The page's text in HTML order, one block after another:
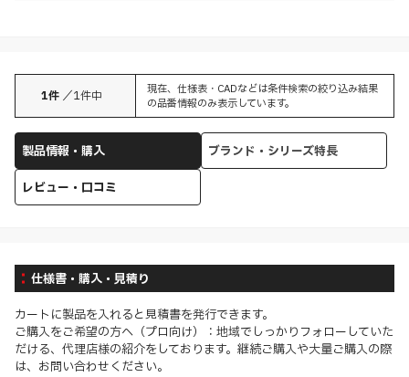
1件 ／1件中
現在、仕様表・CADなどは条件検索の絞り込み結果
の品番情報のみ表示しています。
製品情報・購入
ブランド・シリーズ特長
レビュー・口コミ
仕様書・購入・見積り
カートに製品を入れると見積書を発行できます。
ご購入をご希望の方へ（プロ向け）：地域でしっかりフォローしていた
だける、代理店様の紹介をしております。継続ご購入や大量ご購入の際
は、お問い合わせください。